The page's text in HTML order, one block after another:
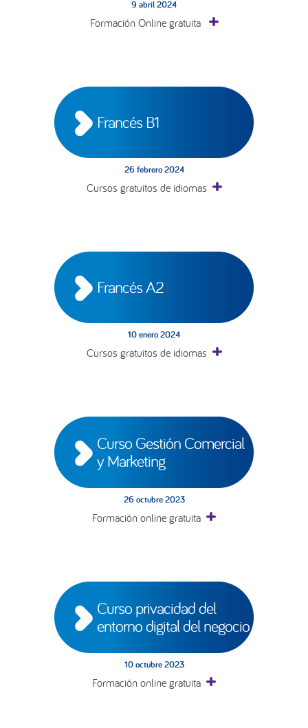
9 abril 2024
Formación Online gratuita
Francés B1
26 febrero 2024
Cursos gratuitos de idiomas
Francés A2
10 enero 2024
Cursos gratuitos de idiomas
Curso Gestión Comercial
y Marketing
26 octubre 2023
Formación online gratuita
Curso privacidad del
entorno digital del negocio
10 octubre 2023
Formación online gratuita